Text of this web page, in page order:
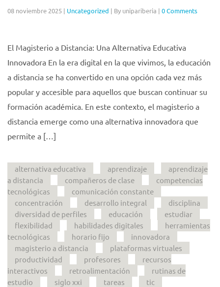
08 noviembre 2025 | Uncategorized | By unipariberia | 0 Comments
El Magisterio a Distancia: Una Alternativa Educativa
Innovadora En la era digital en la que vivimos, la educación
a distancia se ha convertido en una opción cada vez más
popular y accesible para aquellos que buscan continuar su
formación académica. En este contexto, el magisterio a
distancia emerge como una alternativa innovadora que
permite a […]
alternativa educativa aprendizaje
aprendizaje
a distancia
compañeros de clase
competencias
tecnológicas
comunicación constante
concentración
desarrollo integral
disciplina
diversidad de perfiles
educación
estudiar
flexibilidad
habilidades digitales
herramientas
tecnológicas
horario fijo
innovadora
magisterio a distancia
plataformas virtuales
productividad
profesores
recursos
interactivos
retroalimentación
rutinas de
estudio
siglo xxi tareas tic